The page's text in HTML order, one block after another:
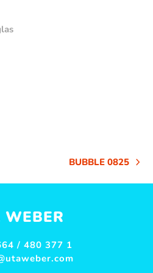
NÄCHSTER
BEITRAG:
BUBBLE 0825
WEBER
/ 480 377 1